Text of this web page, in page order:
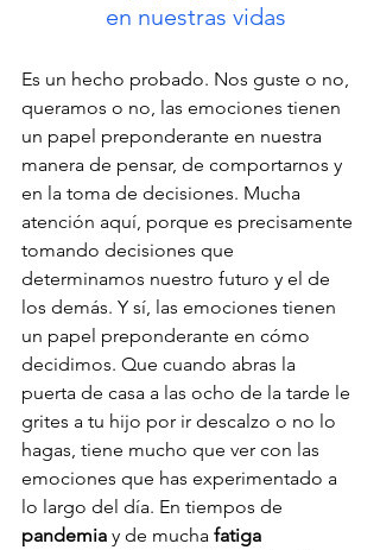
  en nuestras vidas
Es un hecho probado. Nos guste o no,
queramos o no, las emociones tienen
un papel preponderante en nuestra
manera de pensar, de comportarnos y
en la toma de decisiones. Mucha
atención aquí, porque es precisamente
tomando decisiones que
determinamos nuestro futuro y el de
los demás. Y sí, las emociones tienen
un papel preponderante en cómo
decidimos. Que cuando abras la
puerta de casa a las ocho de la tarde le
grites a tu hijo por ir descalzo o no lo
hagas, tiene mucho que ver con las
emociones que has experimentado a
lo largo del día. En tiempos de
pandemia y de mucha fatiga